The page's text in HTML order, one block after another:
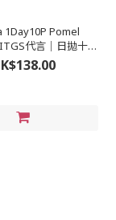
1Day10P Pomel
代言｜日拋十片
裝）